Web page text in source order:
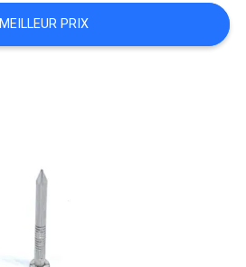
MEILLEUR PRIX